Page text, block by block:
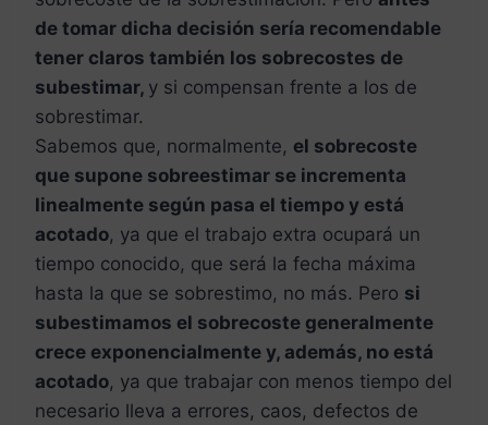
de tomar dicha decisión sería recomendable
tener claros también los sobrecostes de
subestimar, y si compensan frente a los de
sobrestimar.
Sabemos que, normalmente, el sobrecoste
que supone sobreestimar se incrementa
linealmente según pasa el tiempo y está
acotado, ya que el trabajo extra ocupará un
tiempo conocido, que será la fecha máxima
hasta la que se sobrestimo, no más. Pero si
subestimamos el sobrecoste generalmente
crece exponencialmente y, además, no está
acotado, ya que trabajar con menos tiempo del
necesario lleva a errores, caos, defectos de